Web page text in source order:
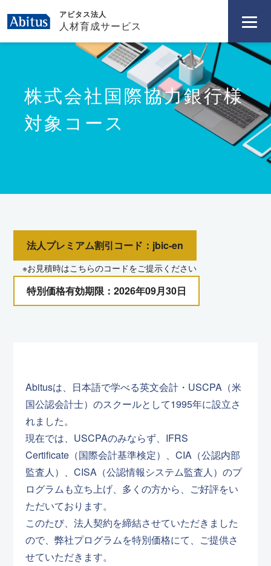
アビタス法人
人材育成サービス
株式会社国際協力銀行様
対象コース
法人プレミアム割引コード：jbic-en
※お見積時はこちらのコードをご提示ください
特別価格有効期限：2026年09月30日
Abitusは、日本語で学べる英文会計・USCPA（米
国公認会計士）のスクールとして1995年に設立さ
れました。
現在では、USCPAのみならず、IFRS
Certificate（国際会計基準検定）、CIA（公認内部
監査人）、CISA（公認情報システム監査人）のプ
ログラムも立ち上げ、多くの方から、ご好評をい
ただいております。
このたび、法人契約を締結させていただきました
ので、弊社プログラムを特別価格にて、ご提供さ
せていただきます。